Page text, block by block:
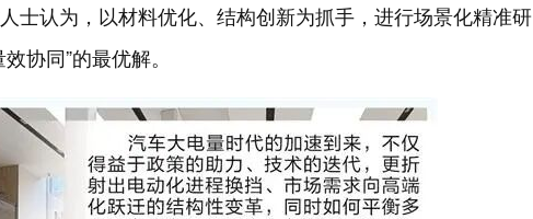
士认为，以材料优化、结构创新为抓手，进行场景化精准研
协同”的最优解。